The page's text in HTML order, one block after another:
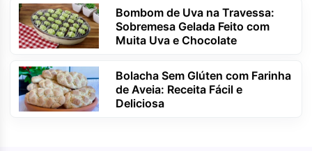
Bombom de Uva na Travessa:
Sobremesa Gelada Feito com
Muita Uva e Chocolate
Bolacha Sem Glúten com Farinha
de Aveia: Receita Fácil e
Deliciosa